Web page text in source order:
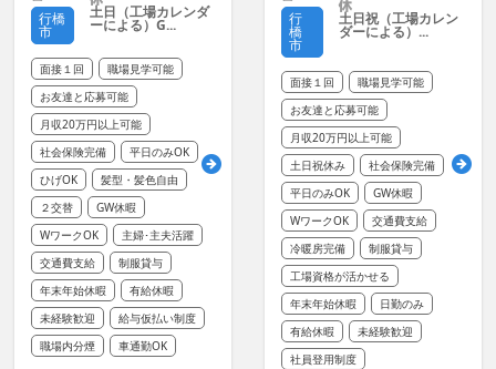
行橋
市
土日（工場カレンダ
ーによる）G...
面接１回
職場見学可能
お友達と応募可能
月収20万円以上可能
社会保険完備
平日のみOK
ひげOK
髪型・髪色自由
２交替
GW休暇
WワークOK
主婦･主夫活躍
交通費支給
制服貸与
年末年始休暇
有給休暇
未経験歓迎
給与仮払い制度
職場内分煙
車通勤OK
行
橋
市
土日祝（工場カレン
ダーによる）...
面接１回
職場見学可能
お友達と応募可能
月収20万円以上可能
土日祝休み
社会保険完備
平日のみOK
GW休暇
WワークOK
交通費支給
冷暖房完備
制服貸与
工場資格が活かせる
年末年始休暇
日勤のみ
有給休暇
未経験歓迎
社員登用制度